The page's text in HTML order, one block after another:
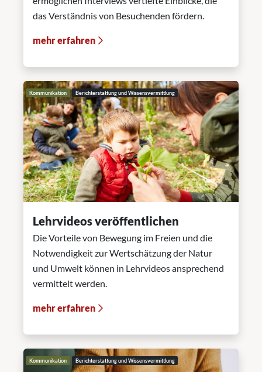
das Verständnis von Besuchenden fördern.
mehr erfahren
Kommunikation Berichterstattung und Wissensvermittlung
Lehrvideos veröffentlichen
Die Vorteile von Bewegung im Freien und die
Notwendigkeit zur Wertschätzung der Natur
und Umwelt können in Lehrvideos ansprechend
vermittelt werden.
mehr erfahren
Kommunikation Berichterstattung und Wissensvermittlung